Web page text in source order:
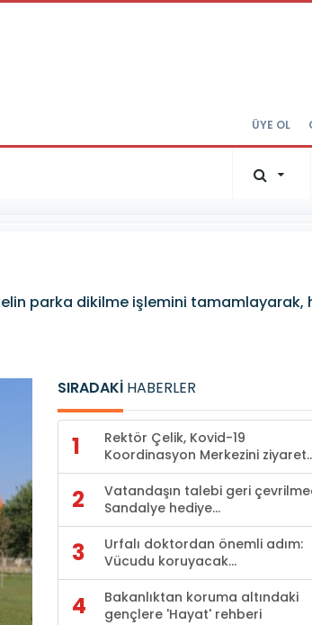
ÜYE OL
parka dikilme işlemini tamamlayarak,
SIRADAKİ HABERLER
1
Rektör Çelik, Kovid-19
Koordinasyon Merkezini
2
Vatandaşın talebi geri
Sandalye hediye...
3
Urfalı doktordan önemli adım:
Vücudu koruyacak...
4
Bakanlıktan koruma altındaki
gençlere 'Hayat' rehberi